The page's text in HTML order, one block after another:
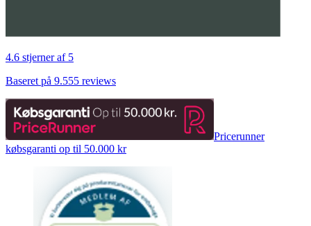
4.6 stjerner af 5
Baseret på 9.555 reviews
Pricerunner
købsgaranti op til 50.000 kr